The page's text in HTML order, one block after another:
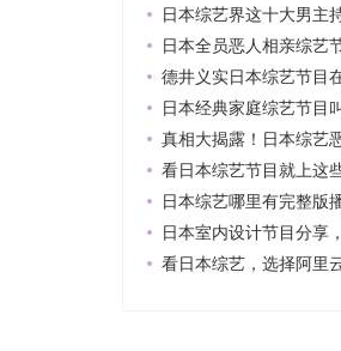
日本综艺界这十大男主
日本全员恶人相亲综艺
德井义实日本综艺节目
日本经典家庭综艺节目
真相大揭露！日本综艺
看日本综艺节目就上这
日本综艺哪里有完整版
日本室内设计节目分享
看日本综艺，选择阿里